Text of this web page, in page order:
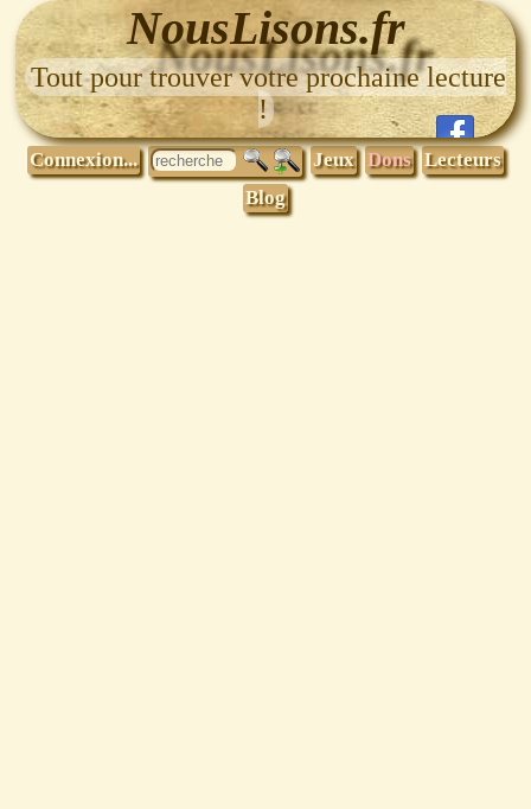
NousLisons.fr
Tout pour trouver votre prochaine lecture
!
Connexion... Jeux Dons Lecteurs
Blog